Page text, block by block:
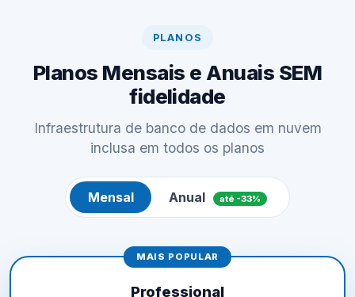
PLANOS
Planos Mensais e Anuais SEM
fidelidade
Infraestrutura de banco de dados em nuvem
inclusa em todos os planos
Mensal Anual até -33%
MAIS POPULAR
Professional